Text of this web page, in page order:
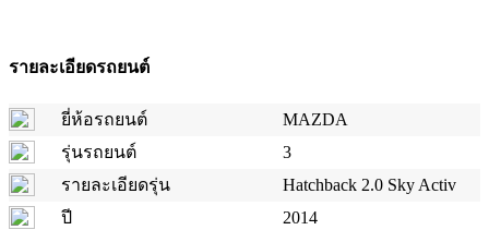
รายละเอียดรถยนต์
ยี่ห้อรถยนต์
MAZDA
รุ่นรถยนต์
3
รายละเอียดรุ่น
Hatchback 2.0 Sky Activ
ปี
2014